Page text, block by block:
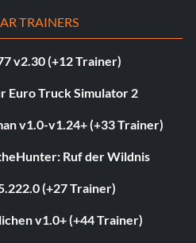
TRAINERS
v2.30 (+12 Trainer)
Euro Truck Simulator 2
v1.0-v1.24+ (+33 Trainer)
Ruf der Wildnis
(+27 Trainer)
v1.0+ (+44 Trainer)